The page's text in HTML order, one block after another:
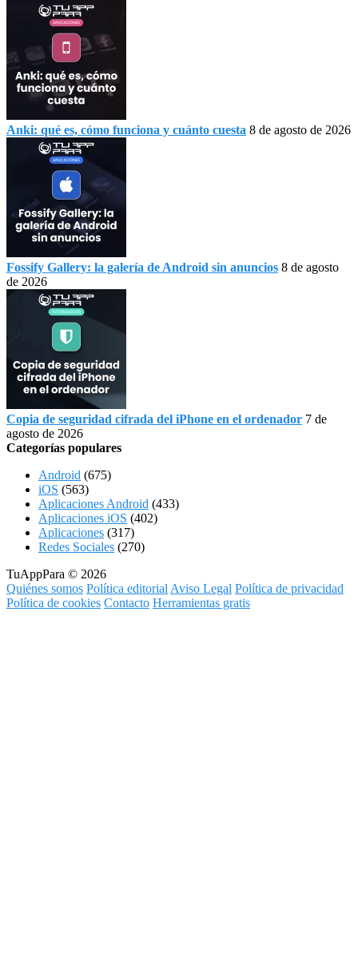
Anki: qué es, cómo funciona y cuánto cuesta 8 de agosto de 2026
Fossify Gallery: la galería de Android sin anuncios 8 de agosto
de 2026
Copia de seguridad cifrada del iPhone en el ordenador 7 de
agosto de 2026
Categorías populares
Android (675)
iOS (563)
Aplicaciones Android (433)
Aplicaciones iOS (402)
Aplicaciones (317)
Redes Sociales (270)
TuAppPara © 2026
Quiénes somos Política editorial Aviso Legal Política de privacidad
Política de cookies Contacto Herramientas gratis